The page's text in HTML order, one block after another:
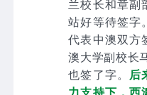
兰校长和章副
站好等待签字
代表中澳双方
澳大学副校长
也签了字。
后
力支持下，西